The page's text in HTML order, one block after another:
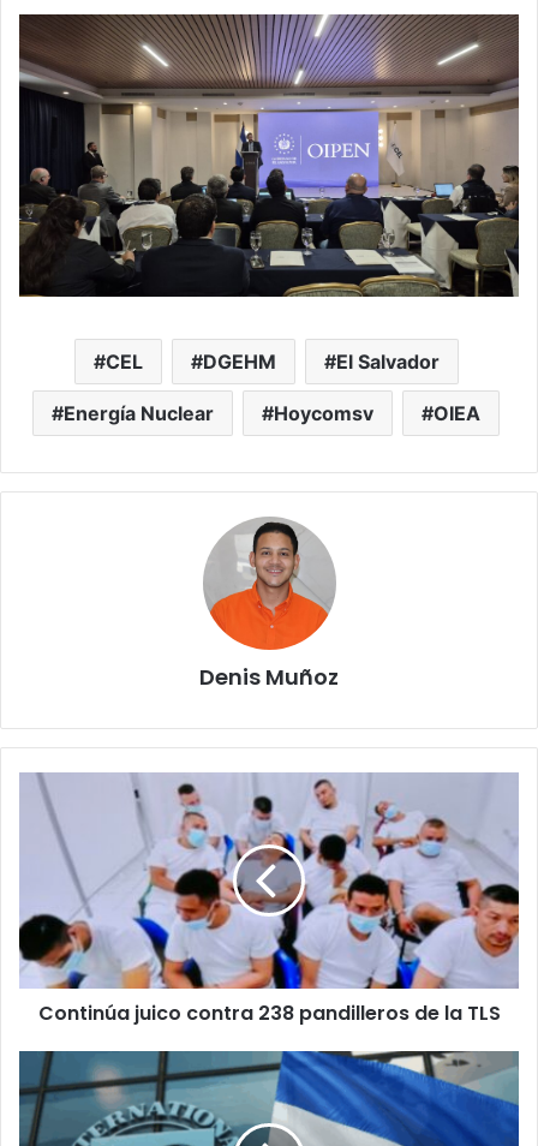
CEL DGEHM El Salvador
Energía Nuclear Hoycomsv OIEA
Denis Muñoz
Continúa
juico
contra
pandilleros
la
TLS
Continúa juico contra 238 pandilleros de la TLS
Salvador
podría
recibir